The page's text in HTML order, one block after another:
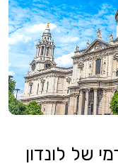
של לונדון